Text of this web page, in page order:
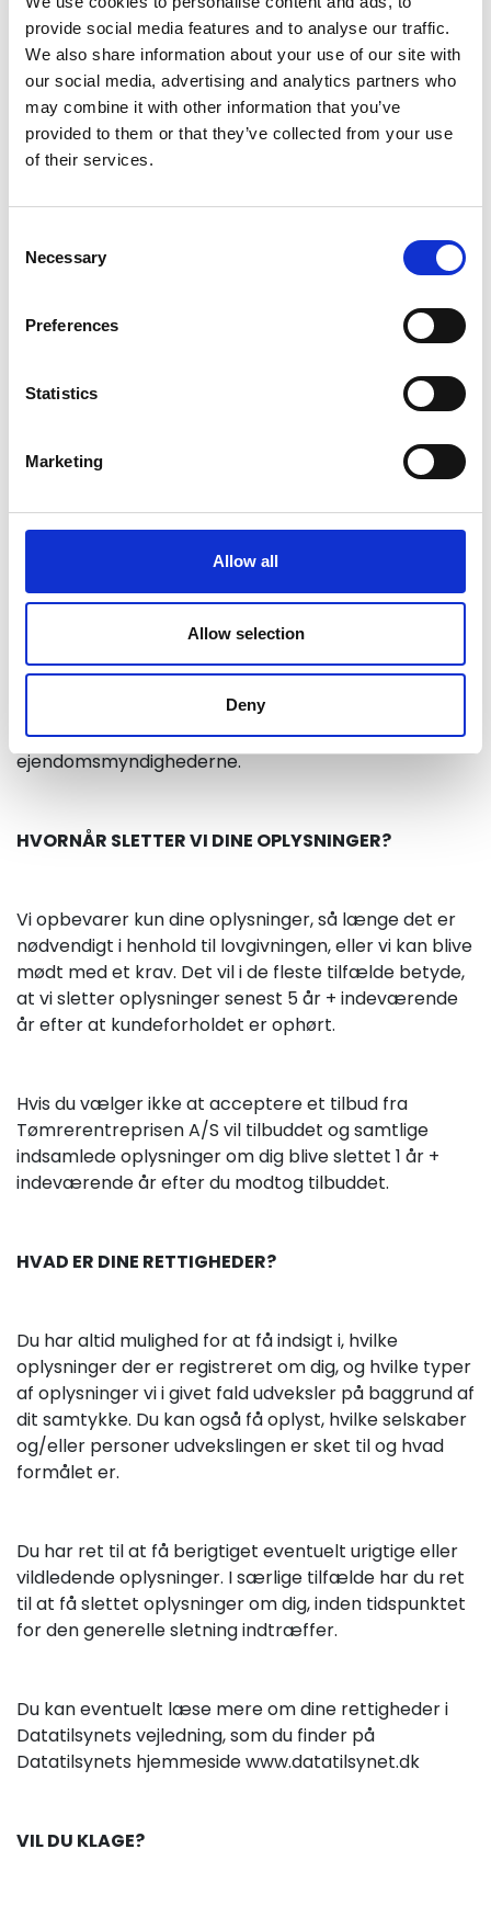
provide social media features and to analyse our traffic.
We also share information about your use of our site with
our social media, advertising and analytics partners who
may combine it with other information that you’ve
provided to them or that they’ve collected from your use
of their services.
Selection
Necessary
Preferences
Statistics
Marketing
Allow all
Allow selection
Deny
som vi indhenter i overensstemmelse med
lovgivningen.
HVEM UDVEKSLER VI DINE OPLYSNINGER MED?
Vi kan altid udveksle dine oplysninger med
du har givet os samtykke til, så længe samtykket
består. Derudover udveksler vi dine oplysninger med
koncernforbundne virksomheder, jfr. Den kontrakt vi
data til databehandlere, som er leverandører af
systemdrift. Der kan som led i samarbejdet med
vores leverandører blive overført personoplysninger
EU/EØS, hvis leverandørerne har tiltrådt vilkår, som
giver en tilsvarende beskyttelse af
Tømrerentreprisen A/S videregiver oplysninger til
tredjemand når vi er retligt forpligtede til det. Det
kan dreje sig om at videregive oplysninger til
skattemyndighederne eller
ejendomsmyndighederne.
HVORNÅR SLETTER VI DINE OPLYSNINGER?
Vi opbevarer kun dine oplysninger, så længe det er
nødvendigt i henhold til lovgivningen, eller vi kan blive
mødt med et krav. Det vil i de fleste tilfælde betyde,
at vi sletter oplysninger senest 5 år + indeværende
år efter at kundeforholdet er ophørt.
Hvis du vælger ikke at acceptere et tilbud fra
Tømrerentreprisen A/S vil tilbuddet og samtlige
indsamlede oplysninger om dig blive slettet 1 år +
indeværende år efter du modtog tilbuddet.
HVAD ER DINE RETTIGHEDER?
Du har altid mulighed for at få indsigt i, hvilke
oplysninger der er registreret om dig, og hvilke typer
af oplysninger vi i givet fald udveksler på baggrund af
dit samtykke. Du kan også få oplyst, hvilke selskaber
og/eller personer udvekslingen er sket til og hvad
formålet er.
Du har ret til at få berigtiget eventuelt urigtige eller
vildledende oplysninger. I særlige tilfælde har du ret
til at få slettet oplysninger om dig, inden tidspunktet
for den generelle sletning indtræffer.
Du kan eventuelt læse mere om dine rettigheder i
Datatilsynets vejledning, som du finder på
Datatilsynets hjemmeside​ www.datatilsynet.dk
VIL DU KLAGE?